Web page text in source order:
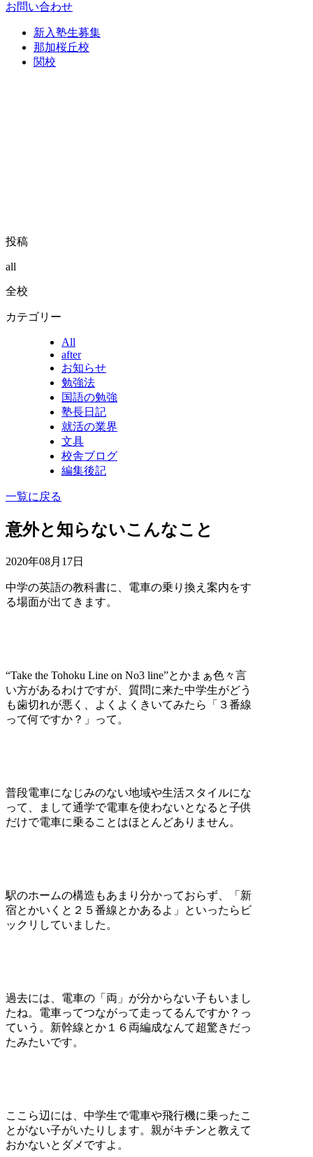
お問い合わせ
新入塾生募集
那加桜丘校
関校
投稿
all
全校
カテゴリー
All
after
お知らせ
勉強法
国語の勉強
塾長日記
就活の業界
文具
校舎ブログ
編集後記
一覧に戻る
意外と知らないこんなこと
2020年08月17日
中学の英語の教科書に、電車の乗り換え案内をす
る場面が出てきます。
“Take the Tohoku Line on No3 line”とかまぁ色々言
い方があるわけですが、質問に来た中学生がどう
も歯切れが悪く、よくよくきいてみたら「３番線
って何ですか？」って。
普段電車になじみのない地域や生活スタイルにな
って、まして通学で電車を使わないとなると子供
だけで電車に乗ることはほとんどありません。
駅のホームの構造もあまり分かっておらず、「新
宿とかいくと２５番線とかあるよ」といったらビ
ックリしていました。
過去には、電車の「両」が分からない子もいまし
たね。電車ってつながって走ってるんですか？っ
ていう。新幹線とか１６両編成なんて超驚きだっ
たみたいです。
ここら辺には、中学生で電車や飛行機に乗ったこ
とがない子がいたりします。親がキチンと教えて
おかないとダメですよ。